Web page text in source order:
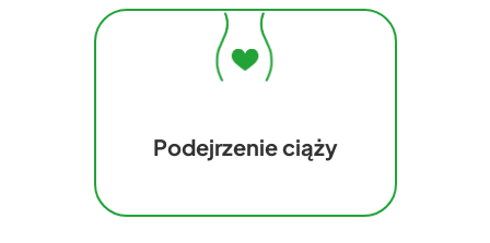
Podejrzenie ciąży